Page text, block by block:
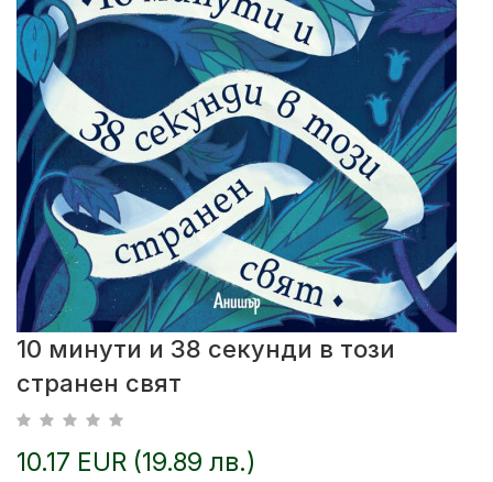
10 минути и 38 секунди в този
странен свят
10.17 EUR (19.89 лв.)